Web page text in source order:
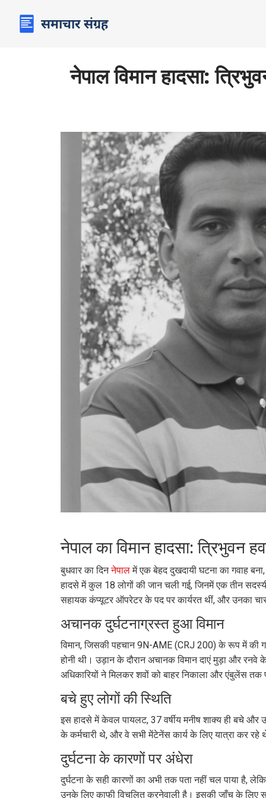
नेपाल विमान हादसा:
नेपाल का विमान हादसा: त्रिभुवन
बुधवार का दिननेपालमें एक बेहद दुखदायी घटना का गवाह
हादसे में कुल 18 लोगों की जान चली गई, जिनमें एक तीन
सहायक कंप्यूटर ऑपरेटर के पद पर कार्यरत थीं, और उनका
अचानक दुर्घटनाग्रस्त हुआ विमान
विमान, जिसकी पहचान 9N-AME (CRJ 200) के रूप में की
होनी थी। उड़ान के दौरान अचानक विमान दाएं मुड़ा और
अधिकारियों ने मिलकर शवों को बाहर निकाला और एंबुलेंस तक
बचे हुए लोगों की स्थिति
इस हादसे में केवल पायलट, 37 वर्षीय मनीष शाक्य ही बचे और
के कर्मचारी थे, और वे सभी मेंटेनेंस कार्य के लिए यात्रा कर
दुर्घटना के कारणों पर अंधेरा
दुर्घटना के सही कारणों का अभी तक पता नहीं चल पाया है,
उनके लिए काफी विचलित करनेवाली है। इसकी जाँच के लिए